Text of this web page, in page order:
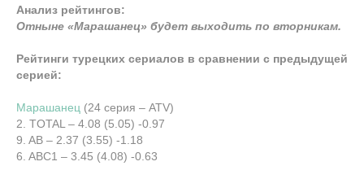
Анализ рейтингов:
Отныне «Марашанец» будет выходить по вторникам.
Рейтинги турецких сериалов в сравнении с предыдущей
серией:
Марашанец (24 серия – ATV)
2. TOTAL – 4.08 (5.05) -0.97
9. AB – 2.37 (3.55) -1.18
6. ABC1 – 3.45 (4.08) -0.63